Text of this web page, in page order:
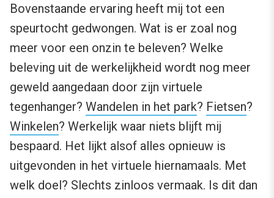
Bovenstaande ervaring heeft mij tot een
speurtocht gedwongen. Wat is er zoal nog
meer voor een onzin te beleven? Welke
beleving uit de werkelijkheid wordt nog meer
geweld aangedaan door zijn virtuele
tegenhanger? Wandelen in het park? Fietsen?
Winkelen? Werkelijk waar niets blijft mij
bespaard. Het lijkt alsof alles opnieuw is
uitgevonden in het virtuele hiernamaals. Met
welk doel? Slechts zinloos vermaak. Is dit dan